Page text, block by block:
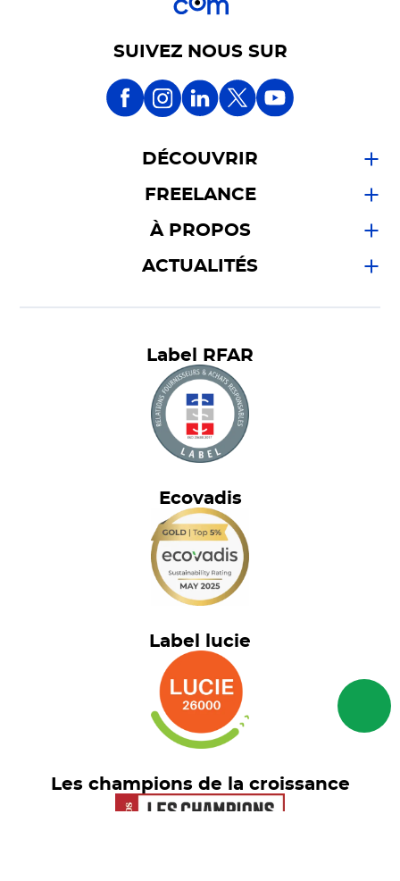
SUIVEZ NOUS SUR
DÉCOUVRIR
FREELANCE
À PROPOS
ACTUALITÉS
Label RFAR
Ecovadis
Label lucie
Les champions de la croissance